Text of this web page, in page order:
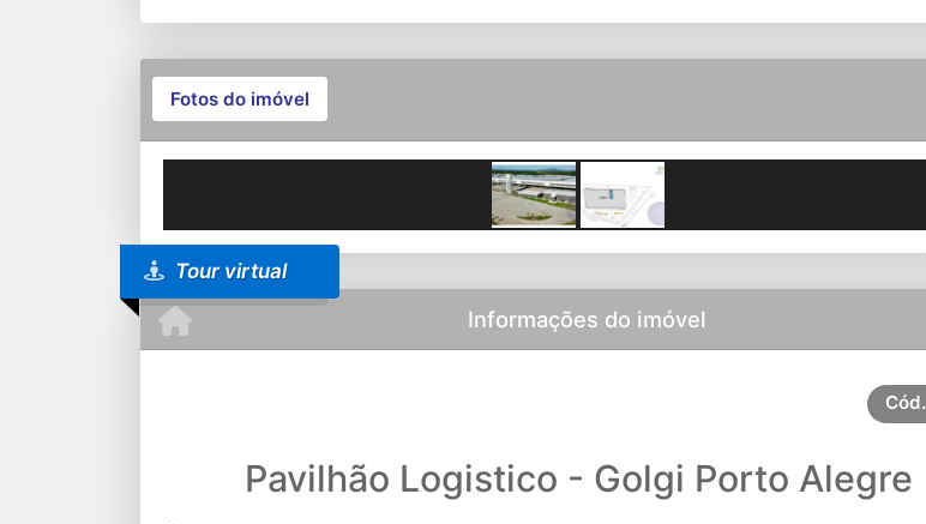
Fotos do imóvel
Previous
Tour virtual
Informações do imóvel
Cód.
Pavilhão Logistico - Golgi Porto Alegre